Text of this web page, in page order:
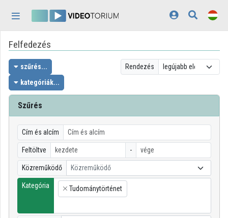
Kezdőlap
Bejelentkezés
Felfedezés
Kategóriák
Lejátszási listák
Intézmények
Közreműködők
világos
Felfedezés
szűrés...
kategóriák...
Rendezés
Szűrés
Cím és alcím
Feltöltve -
Közreműködő Közreműködő
Kategória
×
Tudománytörténet